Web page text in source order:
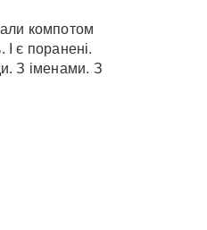
компотом
є поранені.
З іменами. З